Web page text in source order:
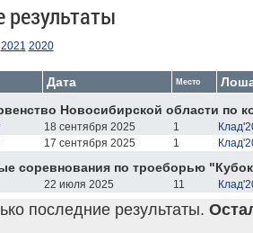
2021 2020
Дата Место
Новосибирской области по
18 сентября 2025 1
17 сентября 2025 1
соревнования по троеборью
22 июля 2025 11
последние результаты.